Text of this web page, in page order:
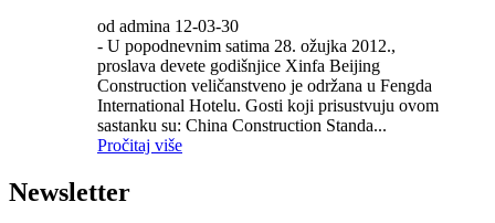
od admina 12-03-30
- U popodnevnim satima 28. ožujka 2012.,
proslava devete godišnjice Xinfa Beijing
Construction veličanstveno je održana u Fengda
International Hotelu. Gosti koji prisustvuju ovom
sastanku su: China Construction Standa...
Pročitaj više
Newsletter